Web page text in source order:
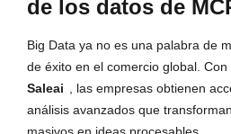
de los datos de
Big Data ya no es una palabra de
de éxito en el comercio global. Con
Saleai
, las empresas obtienen
análisis avanzados que
masivos en ideas procesables.